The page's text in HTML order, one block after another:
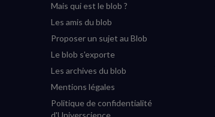
Mais qui est le blob ?
Les amis du blob
Proposer un sujet au Blob
Le blob s'exporte
Les archives du blob
Mentions légales
Politique de confidentialité
d'Universcience